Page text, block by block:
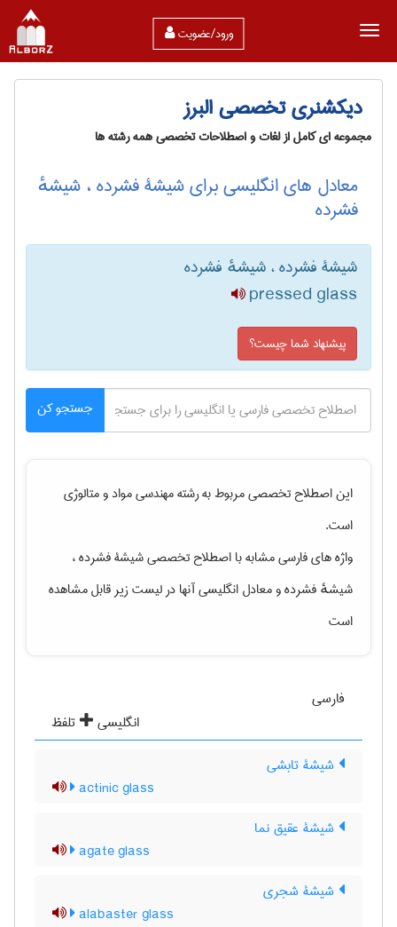
ورود/عضویت
دیکشنری تخصصی البرز
مجموعه ای کامل از لغات و اصطلاحات تخصصی همه رشته ها
معادل های انگلیسی برای شیشۀ فشرده ، شیشهٔ
فشرده
شیشۀ فشرده ، شیشهٔ فشرده
pressed glass
پیشنهاد شما چیست؟
جستجو کن
این اصطلاح تخصصی مربوط به رشتهمهندسی مواد و متالوژی
است.
واژه های فارسی مشابه با اصطلاح تخصصیشیشۀ فشرده ،
شیشهٔ فشردهو معادل انگلیسی آنها در لیست زیر قابل مشاهده
است
فارسی
انگلیسی
تلفظ
شیشۀ تابشی
actinic glass
شیشۀ عقیق نما
agate glass
شیشۀ شجری
alabaster glass